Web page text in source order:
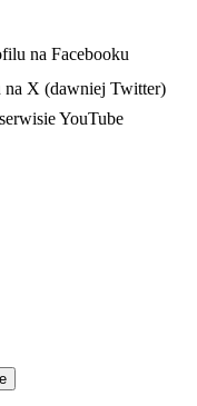
na Facebooku
na X (dawniej Twitter)
YouTube